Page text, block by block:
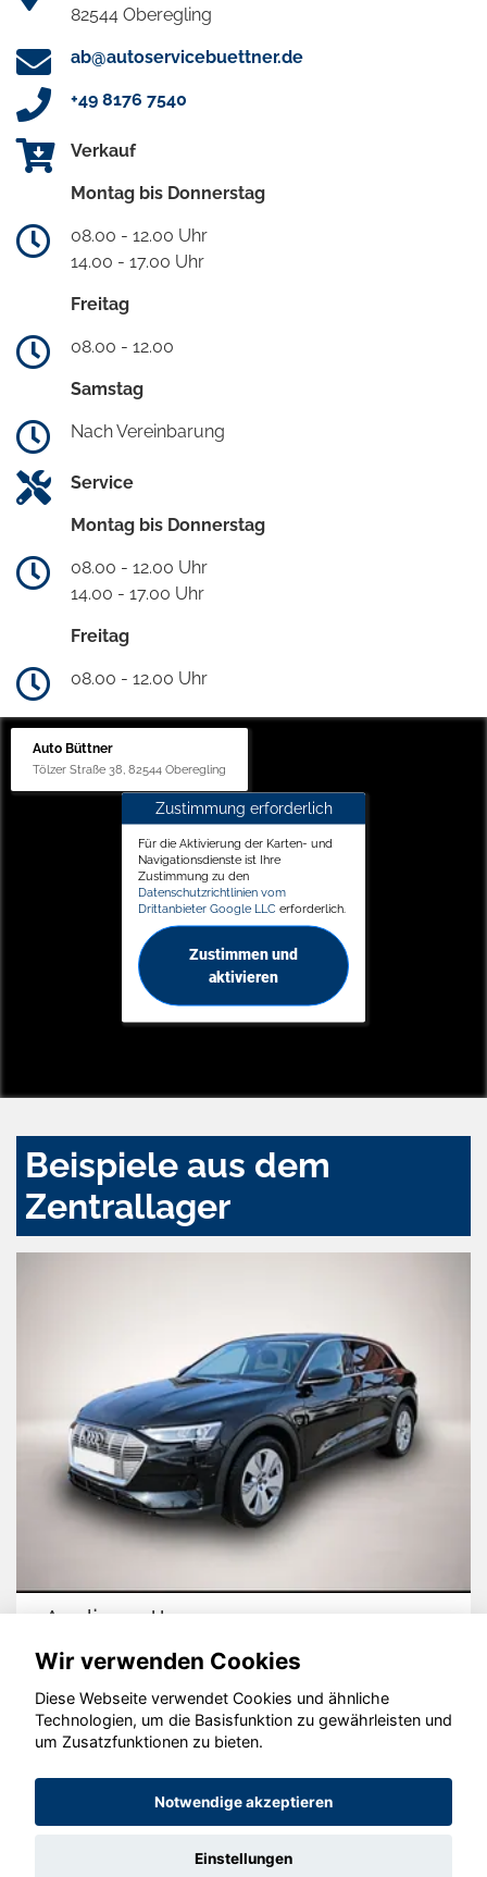
82544 Oberegling
ab@autoservicebuettner.de
+49 8176 7540
Verkauf
Montag bis Donnerstag
08.00 - 12.00 Uhr
14.00 - 17.00 Uhr
Freitag
08.00 - 12.00
Samstag
Nach Vereinbarung
Service
Montag bis Donnerstag
08.00 - 12.00 Uhr
14.00 - 17.00 Uhr
Freitag
08.00 - 12.00 Uhr
Auto Büttner
Tölzer Straße 38, 82544 Oberegling
Zustimmung erforderlich
Für die Aktivierung der Karten- und
Navigationsdienste ist Ihre
Zustimmung zu den
Datenschutzrichtlinien vom
Drittanbieter Google LLC erforderlich.
Zustimmen und
aktivieren
Beispiele aus dem
Zentrallager
Audi quattro
© konjunkturmotor.de GmbH 2020 - 2026
Wir verwenden Cookies
Diese Webseite verwendet Cookies und ähnliche
Technologien, um die Basisfunktion zu gewährleisten und
um Zusatzfunktionen zu bieten.
Notwendige akzeptieren
Einstellungen